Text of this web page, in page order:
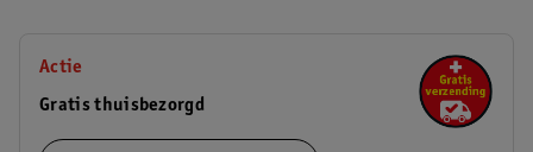
Actie
Gratis thuisbezorgd